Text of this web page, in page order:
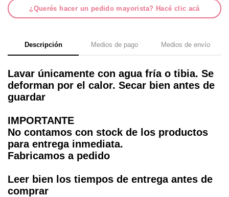
¿Querés hacer un pedido mayorista? Hacé clic acá
Descripción Medios de pago Medios de envío
Lavar únicamente con agua fría o tibia. Se
deforman por el calor. Secar bien antes de
guardar
IMPORTANTE
No contamos con stock de los productos
para entrega inmediata.
Fabricamos a pedido
Leer bien los tiempos de entrega antes de
comprar